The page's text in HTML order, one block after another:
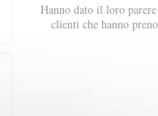
Hanno dato il loro
clienti che hanno